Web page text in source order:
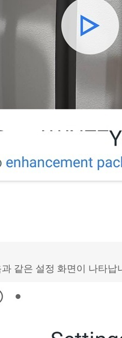
같은 설정 화면이 나타납